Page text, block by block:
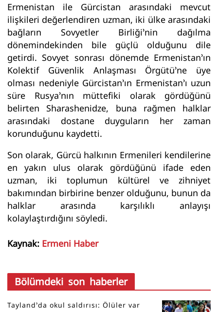
Ermenistan ile Gürcistan arasındaki mevcut
ilişkileri değerlendiren uzman, iki ülke arasındaki
bağların Sovyetler Birliği’nin dağılma
dönemindekinden bile güçlü olduğunu dile
getirdi. Sovyet sonrası dönemde Ermenistan’ın
Kolektif Güvenlik Anlaşması Örgütü’ne üye
olması nedeniyle Gürcistan’ın Ermenistan’ı uzun
süre Rusya’nın müttefiki olarak gördüğünü
belirten Sharashenidze, buna rağmen halklar
arasındaki dostane duyguların her zaman
korunduğunu kaydetti.
Son olarak, Gürcü halkının Ermenileri kendilerine
en yakın ulus olarak gördüğünü ifade eden
uzman, iki toplumun kültürel ve zihniyet
bakımından birbirine benzer olduğunu, bunun da
halklar arasında karşılıklı anlayışı
kolaylaştırdığını söyledi.
Kaynak: Ermeni Haber
Bölümdeki son haberler
Tayland’da okul saldırısı: Ölüler var